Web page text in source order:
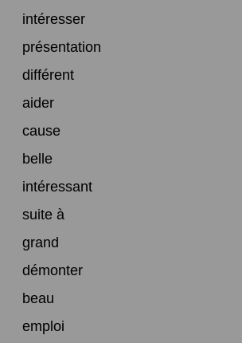
intéresser
présentation
différent
aider
cause
belle
intéressant
suite à
grand
démonter
beau
emploi